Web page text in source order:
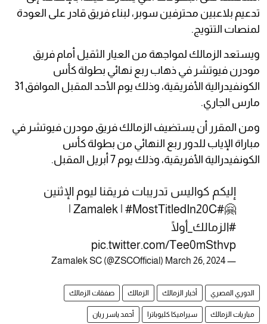
تدعيم بلاعبين محترفين سوبر، لبناء فريق قادر على العودة
لمنصات التتويج.
ويستعد الزمالك لمواجهة من العيار الثقيل أمام فريق
مودرن فيوتشر في ذهاب ربع نهائي بطولة كأس
الكونفيدرالية الأفريقية، وذلك يوم الأحد المقبل الموافق 31
مارس الجاري.
ومن المقرر أن يستضيف الزمالك فريق مودرن فيوتشر في
مباراة الإياب للدور ربع النهائي من بطولة كأس
الكونفيدرالية الأفريقية، وذلك يوم 7 أبريل المقبل.
إليكم كواليس تدريبات فريقنا ليوم الإثنين
🤗
#Zamalek
#MostTitledIn20C
#الزمالك_أولًا
pic.twitter.com/Tee0mSthvp
— Zamalek SC (@ZSCOfficial)
March 26, 2024
الدوري المصري أخبار الزمالك الزمالك صفقات الزمالك
مباريات الزمالك سيراميكا كليوباترا أحمد ياسر ريان